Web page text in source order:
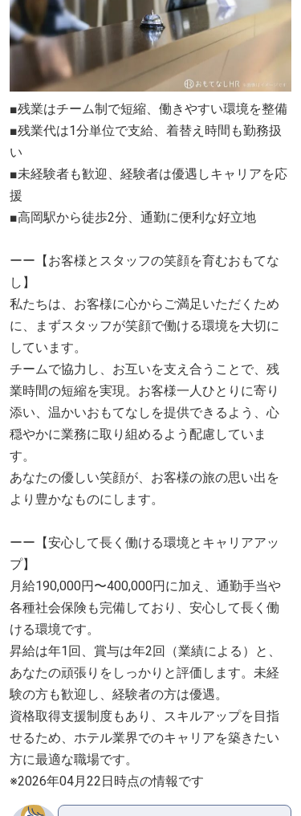
■残業はチーム制で短縮、働きやすい環境を整備
■残業代は1分単位で支給、着替え時間も勤務扱
い
■未経験者も歓迎、経験者は優遇しキャリアを応
援
■高岡駅から徒歩2分、通勤に便利な好立地
ーー【お客様とスタッフの笑顔を育むおもてな
し】
私たちは、お客様に心からご満足いただくため
に、まずスタッフが笑顔で働ける環境を大切に
しています。
チームで協力し、お互いを支え合うことで、残
業時間の短縮を実現。お客様一人ひとりに寄り
添い、温かいおもてなしを提供できるよう、心
穏やかに業務に取り組めるよう配慮していま
す。
あなたの優しい笑顔が、お客様の旅の思い出を
より豊かなものにします。
ーー【安心して長く働ける環境とキャリアアッ
プ】
月給190,000円〜400,000円に加え、通勤手当や
各種社会保険も完備しており、安心して長く働
ける環境です。
昇給は年1回、賞与は年2回（業績による）と、
あなたの頑張りをしっかりと評価します。未経
験の方も歓迎し、経験者の方は優遇。
資格取得支援制度もあり、スキルアップを目指
せるため、ホテル業界でのキャリアを築きたい
方に最適な職場です。
※2026年04月22日時点の情報です